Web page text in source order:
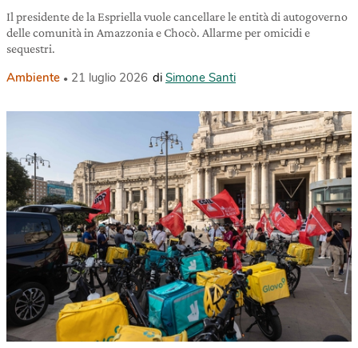
Il presidente de la Espriella vuole cancellare le entità di autogoverno
delle comunità in Amazzonia e Chocò. Allarme per omicidi e
sequestri.
Ambiente 21 luglio 2026 di Simone Santi